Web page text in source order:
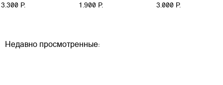
VERNON - RIBBONS
3.300 Р.
ГАНЕША -
1.900 Р.
DOUMBIA - NA
3.000 Р.
Недавно просмотренные: